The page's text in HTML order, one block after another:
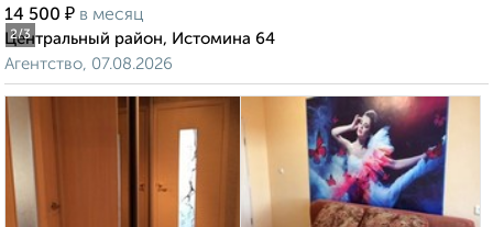
2/3
14 500 ₽ в месяц
Центральный район, Истомина 64
Агентство, 07.08.2026